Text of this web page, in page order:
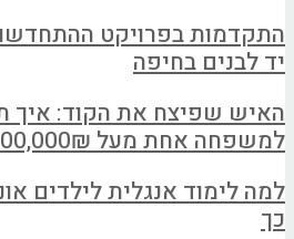
התקדמות בפרויקט
יד לבנים בחיפה
האיש שפיצח את הקוד: איך
למשפחה אחת מעל 100,000₪?
למה לימוד אנגלית לילדים
כך